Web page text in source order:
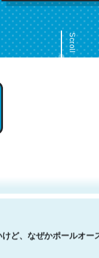
Scroll
ーなんだろうなと凄く
き。Let’s Fucking Go.
ど、なぜかポールオー
by ラーズ・ヌートバー